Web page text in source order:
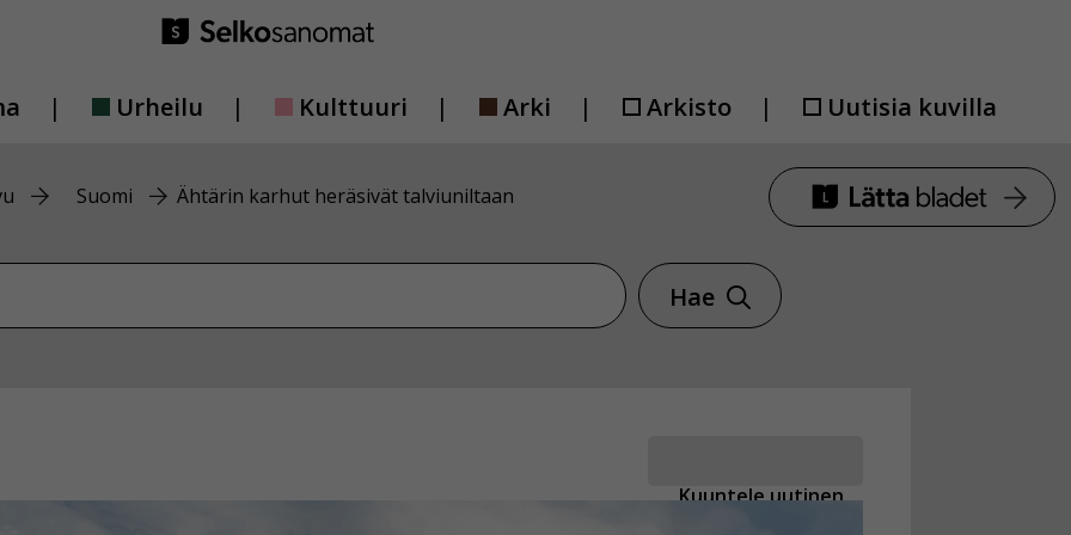
Urheilu Kulttuuri Arki Arkisto Uutisia kuvilla
Suomi Ähtärin karhut heräsivät talviuniltaan
Hae
Kuuntele uutinen